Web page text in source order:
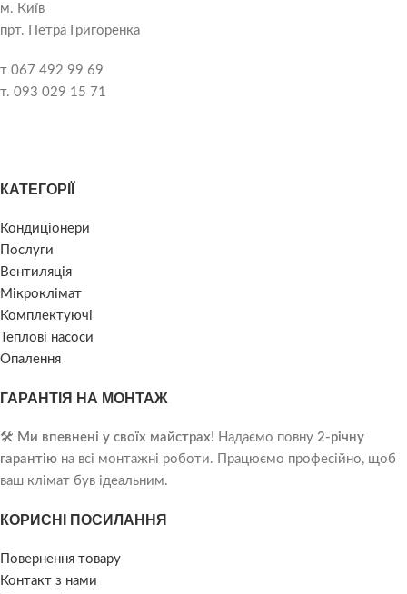
м. Київ
прт. Петра Григоренка
т 067 492 99 69
т. 093 029 15 71
КАТЕГОРІЇ
Кондиціонери
Послуги
Вентиляція
Мікроклімат
Комплектуючі
Теплові насоси
Опалення
ГАРАНТІЯ НА МОНТАЖ
🛠️ Ми впевнені у своїх майстрах! Надаємо повну 2-річну
гарантію на всі монтажні роботи. Працюємо професійно, щоб
ваш клімат був ідеальним.
КОРИСНІ ПОСИЛАННЯ
Повернення товару
Контакт з нами